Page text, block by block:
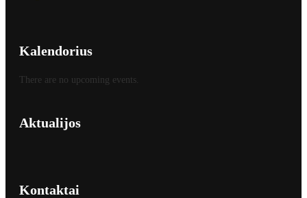
Kalendorius
There are no upcoming events.
Aktualijos
Kontaktai